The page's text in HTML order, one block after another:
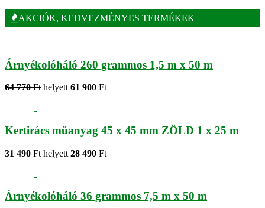
AKCIÓK, KEDVEZMÉNYES TERMÉKEK
Árnyékolóháló 260 grammos 1,5 m x 50 m
64 770 Ft helyett 61 900 Ft
Kertirács műanyag 45 x 45 mm ZÖLD 1 x 25 m
31 490 Ft helyett 28 490 Ft
Árnyékolóháló 36 grammos 7,5 m x 50 m